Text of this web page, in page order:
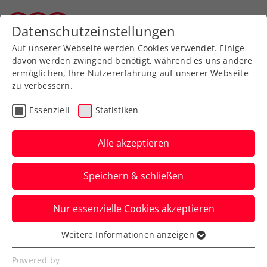
Zurück zur Newsübersicht
Turniere
Generali Open Kitzbühel:
Rodionov zieht gegen
Struff den Kürzeren
Nun kommt es beim ATP-250-Turnier in
Tirol auch im Hauptfeld zu österreichisch-
deutschen Duellen.
Verfasst von: Presseaussendung / Redaktion, 20.07.2025
Datenschutzeinstellungen
Auf unserer Webseite werden Cookies verwendet. Einige
davon werden zwingend benötigt, während es uns andere
ermöglichen, Ihre Nutzererfahrung auf unserer Webseite
zu verbessern.
Essenziell Statistiken
Alle akzeptieren
Speichern & schließen
Nur essenzielle Cookies akzeptieren
Essenziell
Essenzielle Cookies werden für grundlegende
Weitere Informationen anzeigen
Powered by